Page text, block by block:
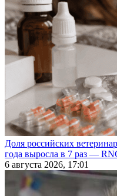
Доля российских
года выросла в 7 раз —
6 августа 2026, 17:01